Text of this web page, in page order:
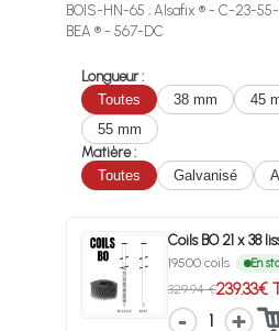
BOIS-HN-65 ; Alsafix ® - C-23-55-
BEA ® - 567-DC
Longueur :
Toutes
38 mm 45
55 mm
Matière :
Toutes
Galvanisé
Coils BO 21 x 38
19500 coils En
329.94 €239.33€
1